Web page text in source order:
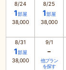
8/24
1部屋
38,000
8/25
1部屋
38,000
8/31
1部屋
38,000
9/1
-
他プラン
を探す